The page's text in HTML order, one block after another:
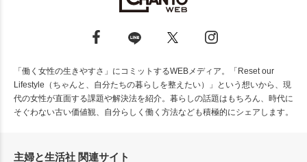
「働く女性の生きやすさ」にコミットするWEBメディア。「Reset our
Lifestyle（ちゃんと、自分たちの暮らしを整えたい）」という想いから、現
代の女性が直面する課題や解決法を紹介。暮らしの話題はもちろん、時代に
そぐわない古い価値観、自分らしく働く方法なども積極的にシェアします。
主婦と生活社 関連サイト